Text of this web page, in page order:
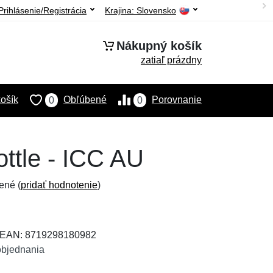
Krajina: Slovensko
Registrácia
Nákupný košík
zatiaľ prázdny
0 Porovnanie
0 Obľúbené
- ICC AU
(pridať hodnotenie)
8719298180982